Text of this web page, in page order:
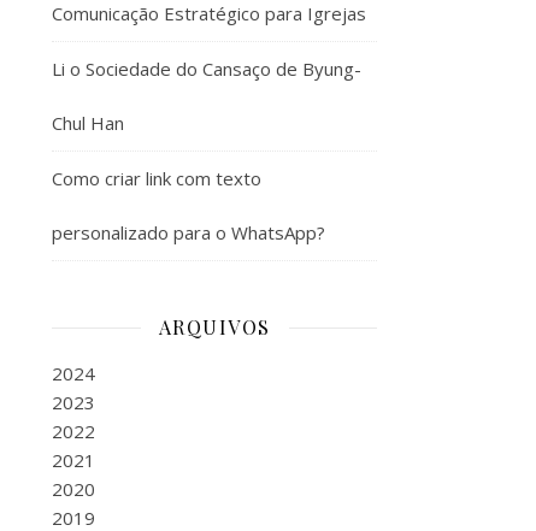
Comunicação Estratégico para Igrejas
Li o Sociedade do Cansaço de Byung-
Chul Han
Como criar link com texto
personalizado para o WhatsApp?
ARQUIVOS
2024
2023
2022
2021
2020
2019